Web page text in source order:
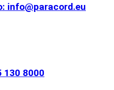
info@paracord.eu
130 8000